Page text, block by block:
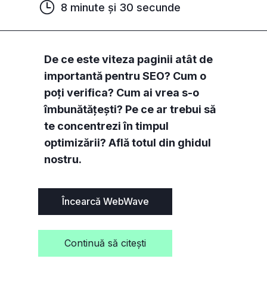
8 minute și 30 secunde
De ce este viteza paginii atât de
importantă pentru SEO? Cum o
poți verifica? Cum ai vrea s-o
îmbunătățești? Pe ce ar trebui să
te concentrezi în timpul
optimizării? Află totul din ghidul
nostru.
Continuă să citești
Încearcă WebWave